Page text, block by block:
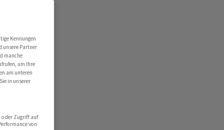
Kennungen
unsere Partner
manche
um Ihre
am unteren
in unserer
oder Zugriff auf
von